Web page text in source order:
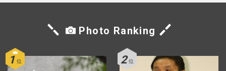
Photo Ranking